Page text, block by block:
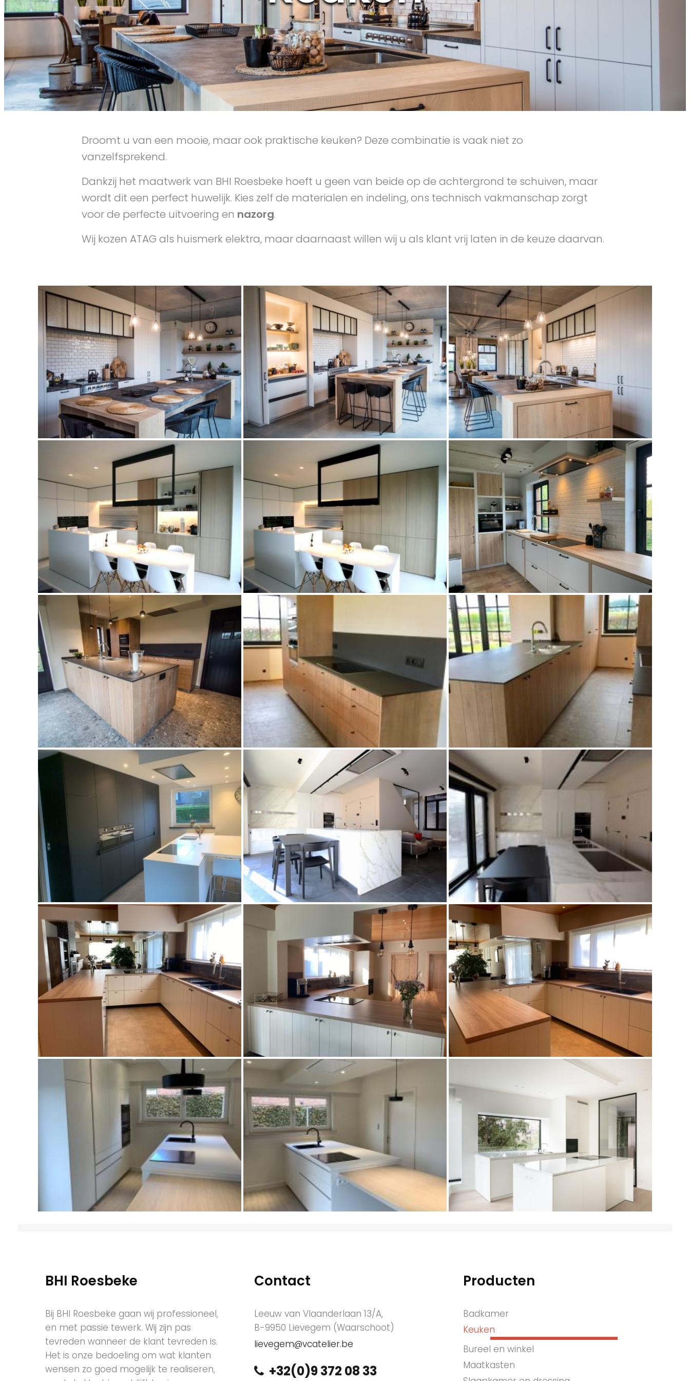
Droomt u van een mooie, maar ook praktische keuken? Deze combinatie is vaak niet zo
vanzelfsprekend.
Dankzij het maatwerk van BHI Roesbeke hoeft u geen van beide op de achtergrond te schuiven, maar
wordt dit een perfect huwelijk. Kies zelf de materialen en indeling, ons technisch vakmanschap zorgt
voor de perfecte uitvoering en nazorg.
Wij kozen ATAG als huismerk elektra, maar daarnaast willen wij u als klant vrij laten in de keuze daarvan.
BHI Roesbeke
Bij BHI Roesbeke gaan wij professioneel,
en met passie tewerk. Wij zijn pas
tevreden wanneer de klant tevreden is.
Het is onze bedoeling om wat klanten
wensen zo goed mogelijk te realiseren,
Contact
Leeuw van Vlaanderlaan 13/A,
B-9950 Lievegem (Waarschoot)
lievegem@vcatelier.be
+32(0)9 372 08 33
Producten
Badkamer
Keuken
Bureel en winkel
Maatkasten